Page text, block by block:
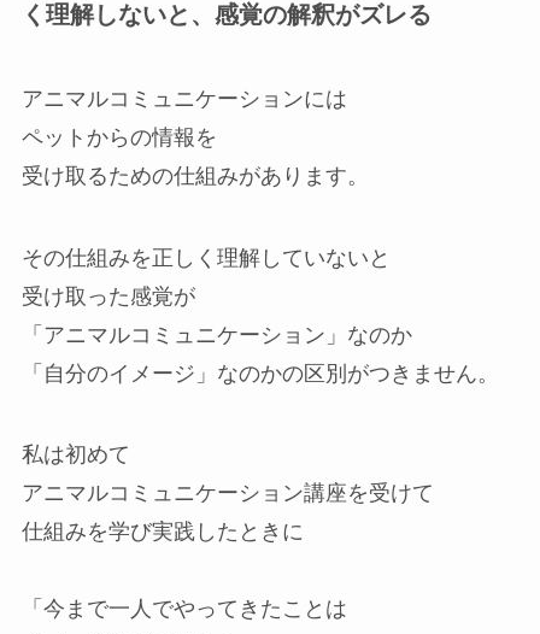
く理解しないと、感覚の解釈がズレる
アニマルコミュニケーションには
ペットからの情報を
受け取るための仕組みがあります。
その仕組みを正しく理解していないと
受け取った感覚が
「アニマルコミュニケーション」なのか
「自分のイメージ」なのかの区別がつきません。
私は初めて
アニマルコミュニケーション講座を受けて
仕組みを学び実践したときに
「今まで一人でやってきたことは